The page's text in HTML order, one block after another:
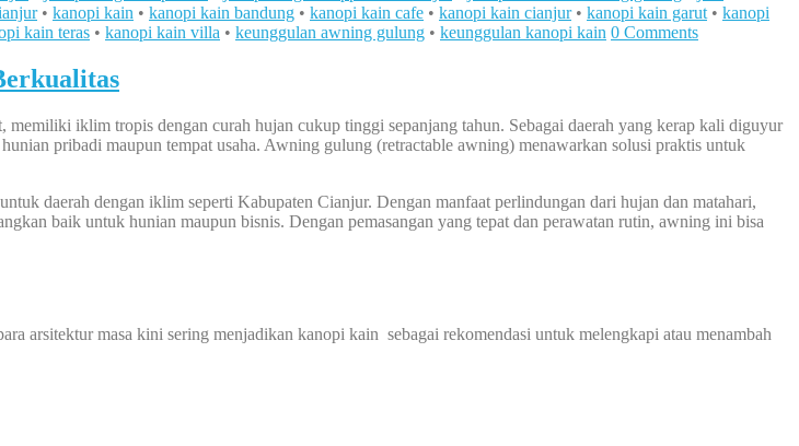
• kanopi kain • kanopi kain bandung • kanopi kain cafe • kanopi kain cianjur• kanopi kain garut • kanopi
kain teras • kanopi kain villa • keunggulan awning gulung • keunggulan kanopi kain 0 Comments
iklim tropis dengan curah hujan cukup tinggi sepanjang tahun. Sebagai daerah yang kerap kali diguyur
pribadi maupun tempat usaha. Awning gulung (retractable awning) menawarkan solusi praktis untuk
daerah dengan iklim seperti Kabupaten Cianjur. Dengan manfaat perlindungan dari hujan dan matahari,
baik untuk hunian maupun bisnis. Dengan pemasangan yang tepat dan perawatan rutin, awning ini bisa
arsitektur masa kini sering menjadikan kanopi kain sebagai rekomendasi untuk melengkapi atau menambah